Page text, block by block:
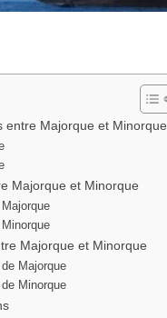
entre Majorque et Minorque
Majorque et Minorque
Majorque et Minorque
Majorque
Minorque